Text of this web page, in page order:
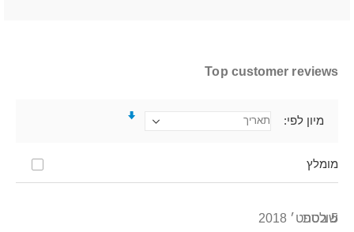
Top customer reviews
מומלץ
מיון לפי
שולטת
5 בספט׳ 2018